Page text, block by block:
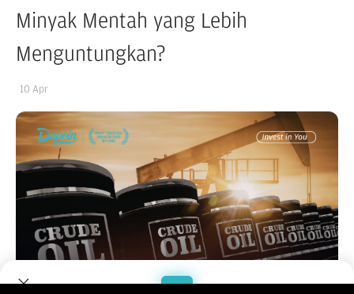
Minyak Mentah yang Lebih
Menguntungkan?
10 Apr